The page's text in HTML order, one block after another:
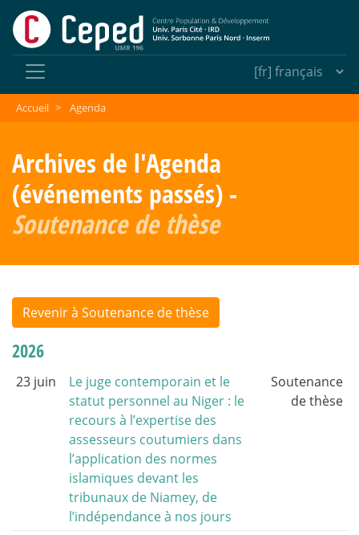
Accueil > Agenda
Archives de l'Agenda
(événements passés) -
Soutenance de thèse
Revenir à Soutenance de thèse
2026
23 juin
Le juge contemporain et le
statut personnel au Niger : le
recours à l’expertise des
assesseurs coutumiers dans
l’application des normes
islamiques devant les
tribunaux de Niamey, de
l’indépendance à nos jours
Soutenance
de thèse